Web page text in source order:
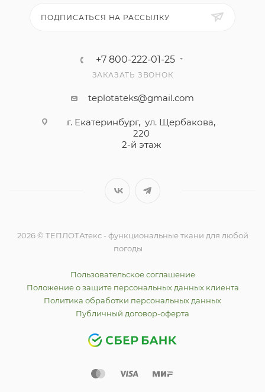
ПОДПИСАТЬСЯ НА РАССЫЛКУ
+7 800-222-01-25
ЗАКАЗАТЬ ЗВОНОК
teplotateks@gmail.com
г. Екатеринбург, ул. Щербакова,
220
2-й этаж
2026 © ТЕПЛОТАтекс - функциональные ткани для любой
погоды
Пользовательское соглашение
Положение о защите персональных данных клиента
Политика обработки персональных данных
Публичный договор-оферта